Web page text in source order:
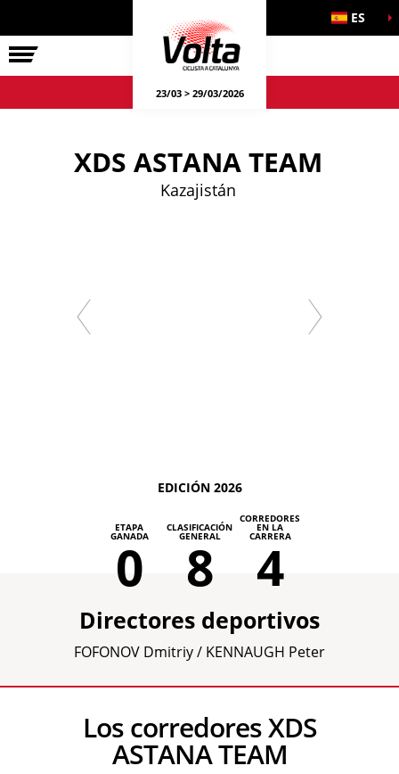
VOLTA ES
23/03 > 29/03/2026
XDS ASTANA TEAM
Kazajistán
EDICIÓN 2026
ETAPA
GANADA
0
CLASIFICACIÓN
GENERAL
8
CORREDORES
EN LA
CARRERA
4
Directores deportivos
FOFONOV Dmitriy / KENNAUGH Peter
Los corredores XDS
ASTANA TEAM